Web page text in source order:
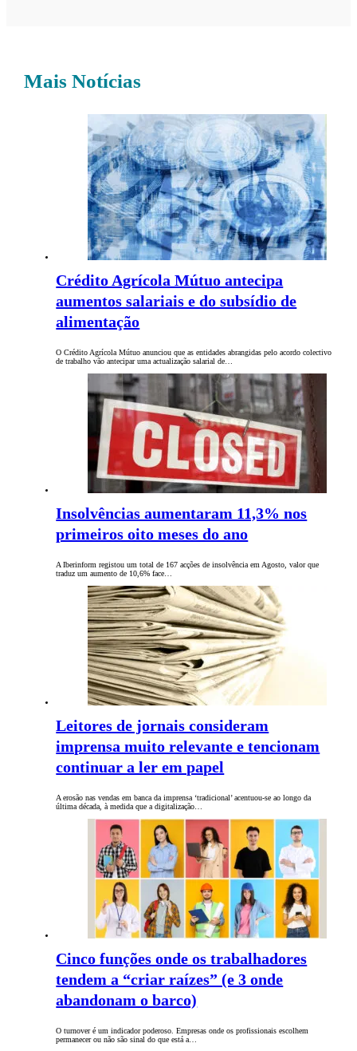
Mais Notícias
Crédito Agrícola Mútuo antecipa
aumentos salariais e do subsídio de
alimentação
O Crédito Agrícola Mútuo anunciou que as entidades abrangidas pelo acordo colectivo
de trabalho vão antecipar uma actualização salarial de…
Insolvências aumentaram 11,3% nos
primeiros oito meses do ano
A Iberinform registou um total de 167 acções de insolvência em Agosto, valor que
traduz um aumento de 10,6% face…
Leitores de jornais consideram
imprensa muito relevante e tencionam
continuar a ler em papel
A erosão nas vendas em banca da imprensa ‘tradicional’ acentuou-se ao longo da
última década, à medida que a digitalização…
Cinco funções onde os trabalhadores
tendem a “criar raízes” (e 3 onde
abandonam o barco)
O turnover é um indicador poderoso. Empresas onde os profissionais escolhem
permanecer ou não são sinal do que está a…